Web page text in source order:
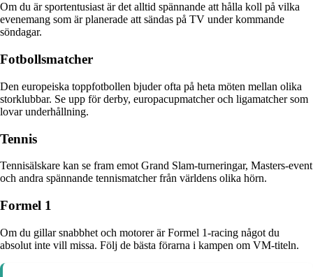
Om du är sportentusiast är det alltid spännande att hålla koll på vilka
evenemang som är planerade att sändas på TV under kommande
söndagar.
Fotbollsmatcher
Den europeiska toppfotbollen bjuder ofta på heta möten mellan olika
storklubbar. Se upp för derby, europacupmatcher och ligamatcher som
lovar underhållning.
Tennis
Tennisälskare kan se fram emot Grand Slam-turneringar, Masters-event
och andra spännande tennismatcher från världens olika hörn.
Formel 1
Om du gillar snabbhet och motorer är Formel 1-racing något du
absolut inte vill missa. Följ de bästa förarna i kampen om VM-titeln.